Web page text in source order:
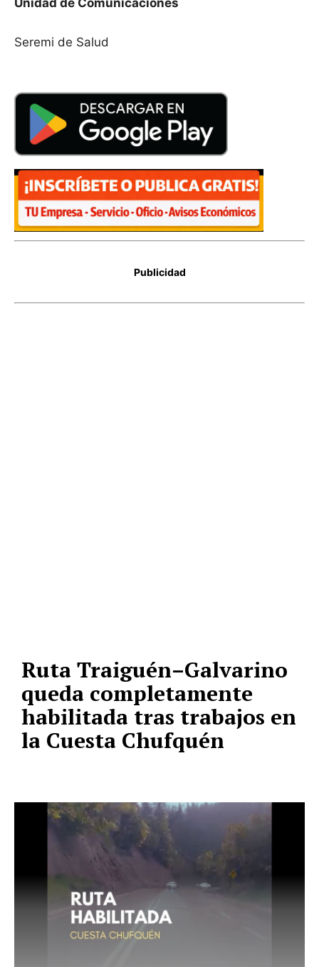
Unidad de Comunicaciones
Seremi de Salud
Publicidad